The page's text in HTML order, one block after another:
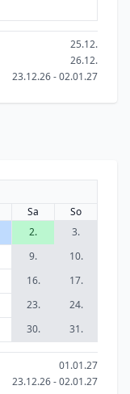
25.12.
26.12.
23.12.26 - 02.01.27
Sa
So
2.
3.
9.
10.
16.
17.
23.
24.
30. 31.
01.01.27
23.12.26 - 02.01.27